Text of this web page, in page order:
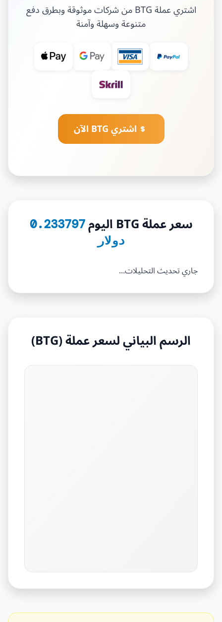
اشتري عملة BTG من شركات موثوقة وبطرق دفع
متنوعة وسهلة وآمنة
اشتري BTG الآن
سعر عملة BTG اليوم
0.233797
دولار
جاري تحديث التحليلات...
الرسم البياني لسعر عملة (BTG)